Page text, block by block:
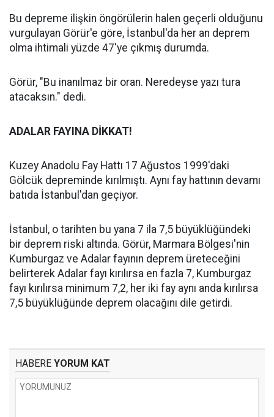
Bu depreme ilişkin öngörülerin halen geçerli olduğunu
vurgulayan Görür'e göre, İstanbul'da her an deprem
olma ihtimali yüzde 47'ye çıkmış durumda.
Görür, "Bu inanılmaz bir oran. Neredeyse yazı tura
atacaksın." dedi.
ADALAR FAYINA DİKKAT!
Kuzey Anadolu Fay Hattı 17 Ağustos 1999'daki
Gölcük depreminde kırılmıştı. Aynı fay hattının devamı
batıda İstanbul'dan geçiyor.
İstanbul, o tarihten bu yana 7 ila 7,5 büyüklüğündeki
bir deprem riski altında. Görür, Marmara Bölgesi'nin
Kumburgaz ve Adalar fayının deprem üreteceğini
belirterek Adalar fayı kırılırsa en fazla 7, Kumburgaz
fayı kırılırsa minimum 7,2, her iki fay aynı anda kırılırsa
7,5 büyüklüğünde deprem olacağını dile getirdi.
HABERE YORUM KAT